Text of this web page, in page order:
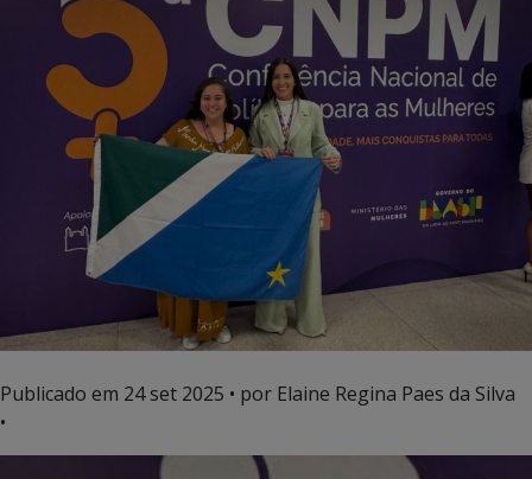
Publicado em 24 set 2025 • por Elaine Regina Paes da Silva
•